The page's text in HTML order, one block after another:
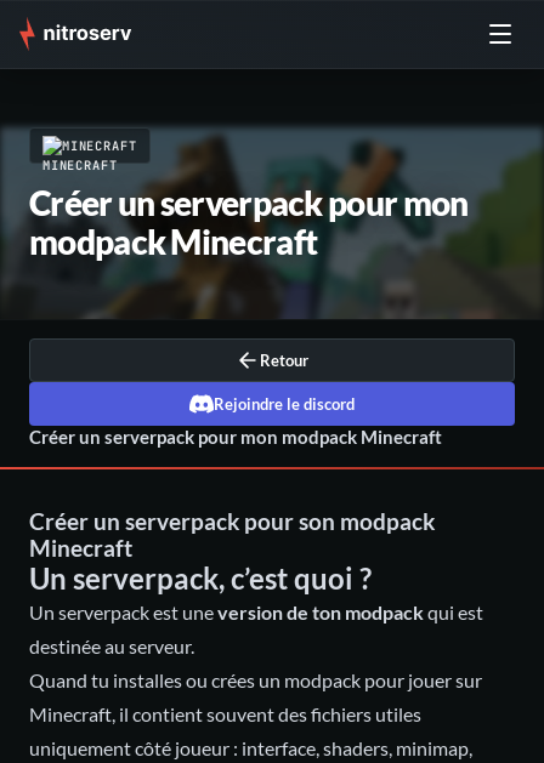
MINECRAFT
Créer un serverpack pour mon
modpack Minecraft
Retour
Créer un serverpack pour mon modpack Minecraft
Rejoindre le discord
Créer un serverpack pour son modpack
Minecraft
Un serverpack, c’est quoi ?
Un serverpack est uneversion de ton modpackqui est
destinée au serveur.
Quand tu installes ou crées un modpack pour jouer sur
Minecraft, il contient souvent des fichiers utiles
uniquement côté joueur : interface, shaders, minimap,